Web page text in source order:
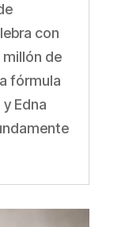
con
de
fórmula
Edna